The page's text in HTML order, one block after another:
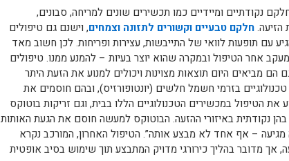
נקודתיים ומיידיים כמו תכשירים שונים למריחה, סבונים,
הזיעה.חלקם טבעיים וקשורים לתזונה וצמחים, וישנם גם טיפולים
עם תופעות לוואי של התייבשות, עצירות ופריחות. לכן חשוב מאד
אחר הטיפול ובמקרה שהוא יוצר בעיות – להמנע ממנו. טיפולים
הם מביאים היום תוצאות מצוינות ויכולים למנוע את הזעת היתר
בזרמי חשמל חלשים (יונטופורזיס), ובהם חוסמים את
את הטיפול במכשירים הטכנולוגיים הללו בבית, וגם זריקות בוטוקס
נקודתית באיזורי ההזעה. הבוטוקס למעשה חוסם את הגעת האותות
מגיעה – אף אחד לא מבצע אותה”. הטיפול האחרון, המורכב נקרא
אך מדובר בהליך כירורגי מדויק המתבצע תוך שימוש בסיב אופטית